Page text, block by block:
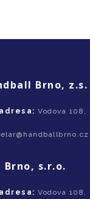
Brno, z.s.
Vodova 108,
Brno, s.r.o.
Vodova 108,